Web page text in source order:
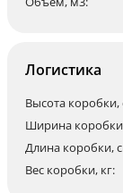
Логистика
Высота коробки,
Ширина
Длина коробки,
Вес коробки, кг: